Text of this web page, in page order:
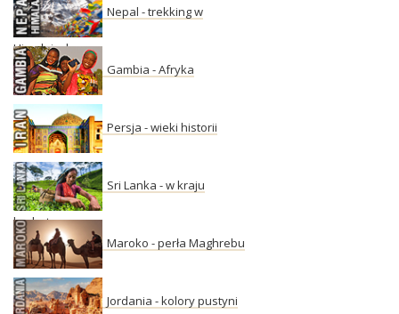
Nepal - trekking w
Himalajach
Gambia - Afryka
Persja - wieki historii
Sri Lanka - w kraju
herbaty
Maroko - perła Maghrebu
Jordania - kolory pustyni